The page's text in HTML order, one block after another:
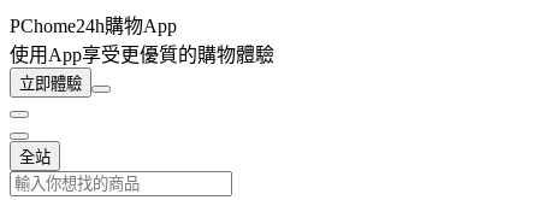
PChome24h購物App
使用App享受更優質的購物體驗
立即體驗
全站